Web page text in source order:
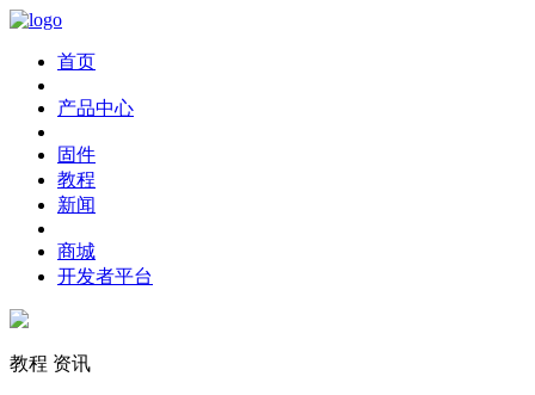
首页
产品中心
固件
教程
新闻
商城
开发者平台
教程 资讯